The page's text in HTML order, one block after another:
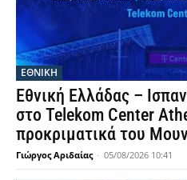
ΕΘΝΙΚΉ
Εθνική Ελλάδας –
στο Telekom Center
προκριματικά του
Γιώργος Αριδαίας - 05/08/2026 10:41